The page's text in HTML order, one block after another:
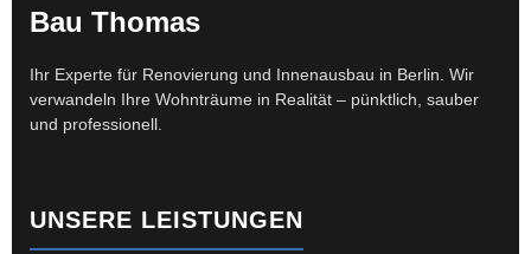
Bau Thomas
Ihr Experte für Renovierung und Innenausbau in Berlin. Wir
verwandeln Ihre Wohnträume in Realität – pünktlich, sauber
und professionell.
UNSERE LEISTUNGEN